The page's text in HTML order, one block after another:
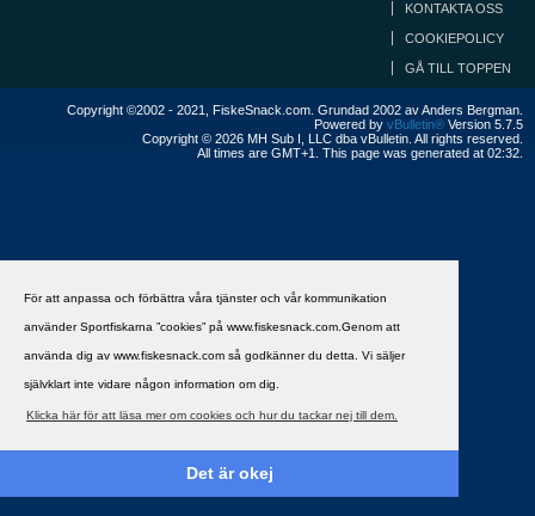
För att anpassa och förbättra våra tjänster och vår kommunikation
använder Sportfiskarna ”cookies” på www.fiskesnack.com.Genom att
använda dig av www.fiskesnack.com så godkänner du detta. Vi säljer
självklart inte vidare någon information om dig.
Klicka här för att läsa mer om cookies och hur du tackar nej till dem.
Det är okej
KONTAKTA OSS
COOKIEPOLICY
GÅ TILL TOPPEN
Copyright ©2002 - 2021, FiskeSnack.com. Grundad 2002 av Anders Bergman.
Powered by vBulletin® Version 5.7.5
Copyright © 2026 MH Sub I, LLC dba vBulletin. All rights reserved.
All times are GMT+1. This page was generated at 02:32.